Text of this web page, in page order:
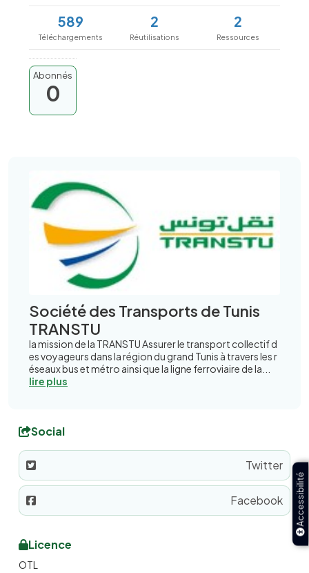
Accessibilité
589
Téléchargements
2
Réutilisations
2
Ressources
Abonnés
0
Société des Transports de Tunis
TRANSTU
la mission de la TRANSTU Assurer le transport collectif d
es voyageurs dans la région du grand Tunis à travers les r
éseaux bus et métro ainsi que la ligne ferroviaire de la...
lire plus
Social
Twitter
Facebook
Licence
OTL